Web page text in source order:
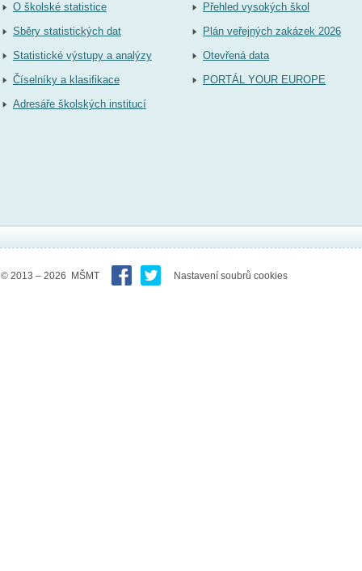
O školské statistice
Sběry statistických dat
Statistické výstupy a analýzy
Číselníky a klasifikace
Adresáře školských institucí
Přehled vysokých škol
Plán veřejných zakázek 2026
Otevřená data
PORTÁL YOUR EUROPE
© 2013 – 2026 MŠMT Nastavení soubrů cookies